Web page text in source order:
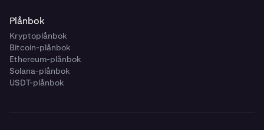
Plånbok
Kryptoplånbok
Bitcoin-plånbok
Ethereum-plånbok
Solana-plånbok
USDT-plånbok